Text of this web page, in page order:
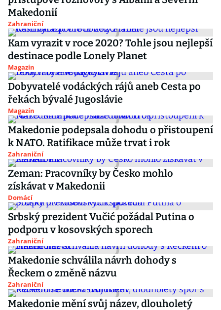
Makedonií
Zahraniční
Kam vyrazit v roce 2020? Tohle jsou nejlepší
destinace podle Lonely Planet
Magazín
Dobyvatelé vodáckých rájů aneb Cesta po
řekách bývalé Jugoslávie
Magazín
Makedonie podepsala dohodu o přistoupení
k NATO. Ratifikace může trvat i rok
Zahraniční
Zeman: Pracovníky by Česko mohlo
získávat v Makedonii
Domácí
Srbský prezident Vučić požádal Putina o
podporu v kosovských sporech
Zahraniční
Makedonie schválila návrh dohody s
Řeckem o změně názvu
Zahraniční
Makedonie mění svůj název, dlouholetý